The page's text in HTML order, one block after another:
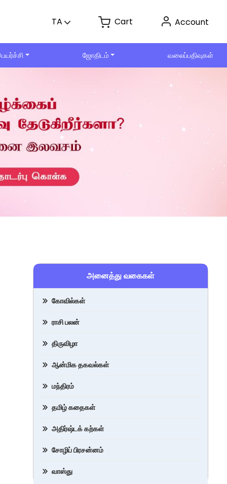
TA Cart Account
ஜோதிடம் வலைப்பதிவுகள்
அனைத்து வகைகள்
கோவில்கள்
ராசி பலன்
திருவிழா
ஆன்மிக தகவல்கள்
மந்திரம்
தமிழ் கதைகள்
அதிர்ஷ்டக் கற்கள்
சோழிப் பிரசன்னம்
வாஸ்து